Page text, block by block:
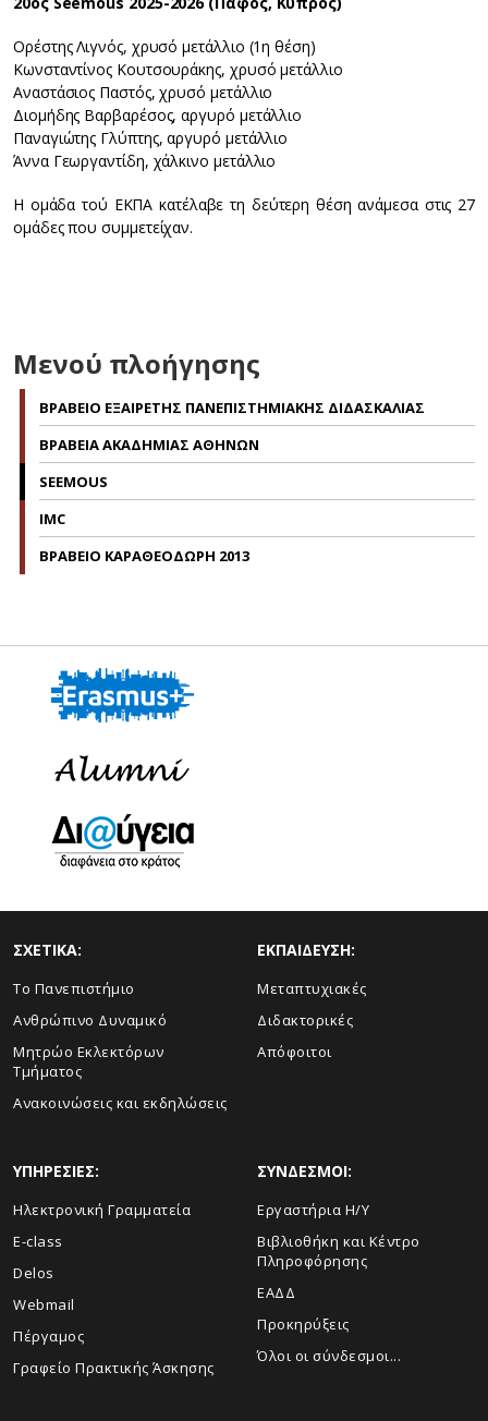
Ορέστης Λιγνός, χρυσό μετάλλιο (1η θέση)
Κωνσταντίνος Κουτσουράκης, χρυσό μετάλλιο
Αναστάσιος Παστός, χρυσό μετάλλιο
Διομήδης Βαρβαρέσος, αργυρό μετάλλιο
Παναγιώτης Γλύπτης, αργυρό μετάλλιο
Άννα Γεωργαντίδη, χάλκινο μετάλλιο
Η ομάδα τού ΕΚΠΑ κατέλαβε τη δεύτερη θέση ανάμεσα στις 27
ομάδες που συμμετείχαν.
Μενού πλοήγησης
ΒΡΑΒΕΙΟ ΕΞΑΙΡΕΤΗΣ ΠΑΝΕΠΙΣΤΗΜΙΑΚΗΣ ΔΙΔΑΣΚΑΛΙΑΣ
ΒΡΑΒΕΙΑ ΑΚΑΔΗΜΙΑΣ ΑΘΗΝΩΝ
SEEMOUS
IMC
ΒΡΑΒΕΙΟ ΚΑΡΑΘΕΟΔΩΡΗ 2013
ΣΧΕΤΙΚΑ:
Το Πανεπιστήμιο
Ανθρώπινο Δυναμικό
Μητρώο Εκλεκτόρων
Τμήματος
Ανακοινώσεις και εκδηλώσεις
ΕΚΠΑΙΔΕΥΣΗ:
Μεταπτυχιακές
Διδακτορικές
Απόφοιτοι
ΥΠΗΡΕΣΙΕΣ:
Ηλεκτρονική Γραμματεία
E-class
Delos
Webmail
Πέργαμος
Γραφείο Πρακτικής Άσκησης
ΣΥΝΔΕΣΜΟΙ:
Εργαστήρια Η/Υ
Βιβλιοθήκη και Κέντρο
Πληροφόρησης
ΕΑΔΔ
Προκηρύξεις
Όλοι οι σύνδεσμοι...